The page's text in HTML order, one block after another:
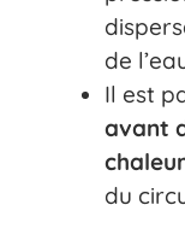
de
Il est
avant
chaleur
du